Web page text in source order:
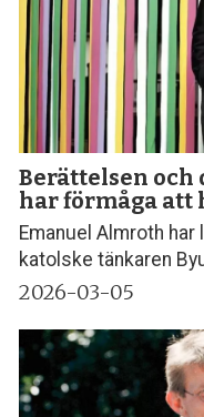
Berättelsen och
har förmåga att
Emanuel Almroth har
katolske tänkaren
2026-03-05